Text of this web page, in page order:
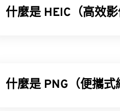
什麼是 HEIC（高效
什麼是 PNG（便攜式